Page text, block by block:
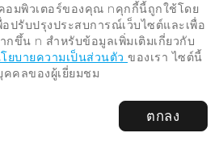
อมพิวเตอร์ของคุณ nคุกกี้นี้ถูกใช้โดย
ปรับปรุงประสบการณ์เว็บไซต์และเพื่อ
กขึ้น n สำหรับข้อมูลเพิ่มเติมเกี่ยวกับ
ยบายความเป็นส่วนตัวของเรา ไซต์นี้
คลของผู้เยี่ยมชม
ตกลง